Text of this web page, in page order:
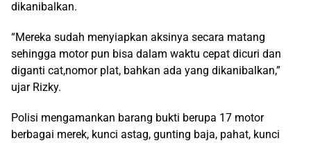
dikanibalkan.
“Mereka sudah menyiapkan aksinya secara matang
sehingga motor pun bisa dalam waktu cepat dicuri dan
diganti cat,nomor plat, bahkan ada yang dikanibalkan,”
ujar Rizky.
Polisi mengamankan barang bukti berupa 17 motor
berbagai merek, kunci astag, gunting baja, pahat, kunci